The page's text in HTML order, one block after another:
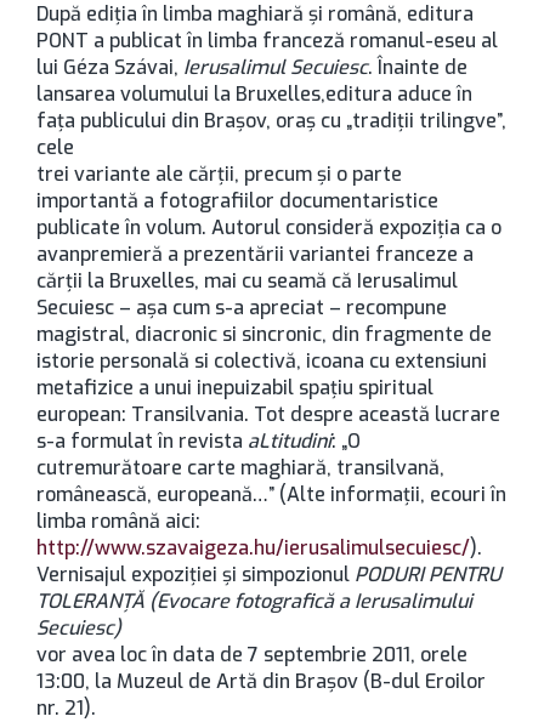
După ediţia în limba maghiară şi română, editura
PONT a publicat în limba franceză romanul-eseu al
lui Géza Szávai, Ierusalimul Secuiesc. Înainte de
lansarea volumului la Bruxelles,editura aduce în
faţa publicului din Braşov, oraş cu „tradiţii trilingve”,
cele
trei variante ale cărţii, precum şi o parte
importantă a fotografiilor documentaristice
publicate în volum. Autorul consideră expoziţia ca o
avanpremieră a prezentării variantei franceze a
cărţii la Bruxelles, mai cu seamă că Ierusalimul
Secuiesc – aşa cum s-a apreciat – recompune
magistral, diacronic si sincronic, din fragmente de
istorie personală si colectivă, icoana cu extensiuni
metafizice a unui inepuizabil spaţiu spiritual
european: Transilvania. Tot despre această lucrare
s-a formulat în revista aLtitudini: „O
cutremurătoare carte maghiară, transilvană,
românească, europeană…” (Alte informaţii, ecouri în
limba română aici:
http://www.szavaigeza.hu/ierusalimulsecuiesc/).
Vernisajul expoziţiei şi simpozionul PODURI PENTRU
TOLERANŢĂ (Evocare fotografică a Ierusalimului
Secuiesc)
vor avea loc în data de 7 septembrie 2011, orele
13:00, la Muzeul de Artă din Braşov (B-dul Eroilor
nr. 21).